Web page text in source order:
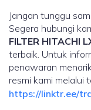
Jangan tunggu
Segera hubungi
FILTER HITACHI
terbaik. Untuk
penawaran
resmi kami melalui
https://linktr.ee/